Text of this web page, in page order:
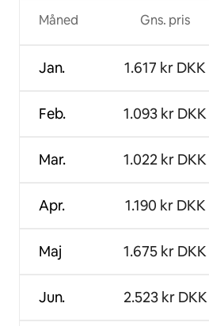
Måned
Jan.
Feb.
Mar.
Apr.
Maj
Jun.
Gns. pris
1.617 kr DKK
1.093 kr DKK
1.022 kr DKK
1.190 kr DKK
1.675 kr DKK
2.523 kr DKK